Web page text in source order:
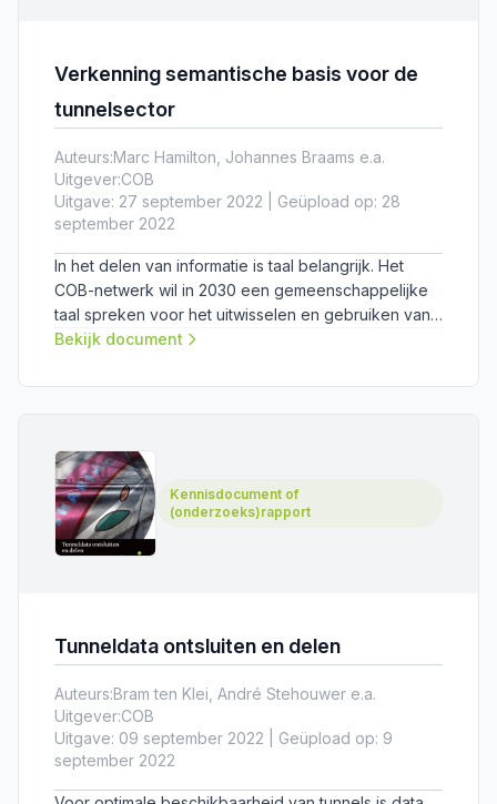
Verkenning semantische basis voor de
tunnelsector
Auteurs:Marc Hamilton, Johannes Braams e.a.
Uitgever:COB
Uitgave: 27 september 2022 | Geüpload op: 28
september 2022
In het delen van informatie is taal belangrijk. Het
COB-netwerk wil in 2030 een gemeenschappelijke
taal spreken voor het uitwisselen en gebruiken van
data in de tunnelsector. Er is daarom onderzoek
– voor alle levensfasen en aspecten van een tunnel.
Bekijk document
Kennisdocument of
(onderzoeks)rapport
Tunneldata ontsluiten en delen
Auteurs:Bram ten Klei, André Stehouwer e.a.
Uitgever:COB
Uitgave: 09 september 2022 | Geüpload op: 9
september 2022